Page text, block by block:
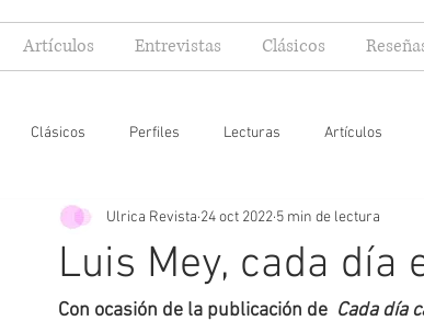
Artículos Entrevistas Clásicos
Clásicos Perfiles Lecturas Artículos
Editoriales Especial FIL Mi yo lector
Luis Mey, cada día
Ulrica Revista 24 oct 2022 5 min de lectura
Con ocasión de la publicación de Cada día